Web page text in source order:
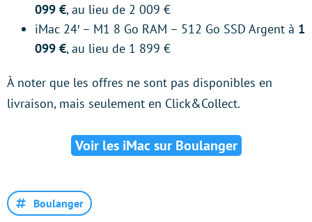
099 €, au lieu de 2 009 €
iMac 24′ – M1 8 Go RAM – 512 Go SSD Argent à 1
099 €, au lieu de 1 899 €
À noter que les offres ne sont pas disponibles en
livraison, mais seulement en Click&Collect.
Voir les iMac sur Boulanger
Boulanger